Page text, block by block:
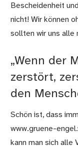
Bescheidenheit
nicht! Wir können
sollten wir uns alle
„Wenn der
zerstört,
den
Schön ist, dass
www.gruene-
kann man sich alle